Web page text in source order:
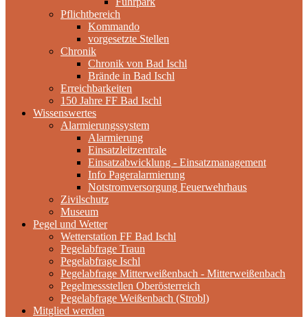
Pflichtbereich
Kommando
vorgesetzte Stellen
Chronik
Chronik von Bad Ischl
Brände in Bad Ischl
Erreichbarkeiten
150 Jahre FF Bad Ischl
Wissenswertes
Alarmierungssystem
Alarmierung
Einsatzleitzentrale
Einsatzabwicklung - Einsatzmanagement
Info Pageralarmierung
Notstromversorgung Feuerwehrhaus
Zivilschutz
Museum
Pegel und Wetter
Wetterstation FF Bad Ischl
Pegelabfrage Traun
Pegelabfrage Ischl
Pegelabfrage Mitterweißenbach - Mitterweißenbach
Pegelmessstellen Oberösterreich
Pegelabfrage Weißenbach (Strobl)
Mitglied werden